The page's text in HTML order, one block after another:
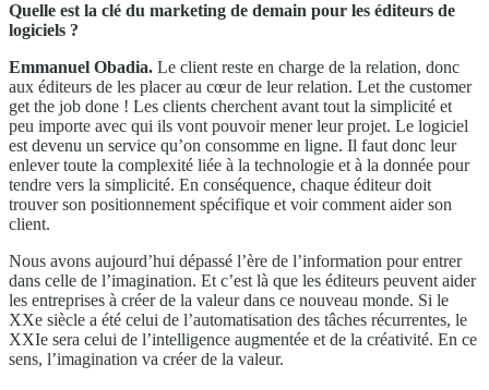
Quelle est la clé du marketing de demain pour les éditeurs de
logiciels ?
Emmanuel Obadia. Le client reste en charge de la relation, donc
aux éditeurs de les placer au cœur de leur relation. Let the customer
get the job done ! Les clients cherchent avant tout la simplicité et
peu importe avec qui ils vont pouvoir mener leur projet. Le logiciel
est devenu un service qu’on consomme en ligne. Il faut donc leur
enlever toute la complexité liée à la technologie et à la donnée pour
tendre vers la simplicité. En conséquence, chaque éditeur doit
trouver son positionnement spécifique et voir comment aider son
client.
Nous avons aujourd’hui dépassé l’ère de l’information pour entrer
dans celle de l’imagination. Et c’est là que les éditeurs peuvent aider
les entreprises à créer de la valeur dans ce nouveau monde. Si le
XXe siècle a été celui de l’automatisation des tâches récurrentes, le
XXIe sera celui de l’intelligence augmentée et de la créativité. En ce
sens, l’imagination va créer de la valeur.